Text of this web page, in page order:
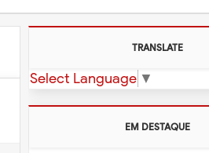
TRANSLATE
Select Language ▼
EM DESTAQUE